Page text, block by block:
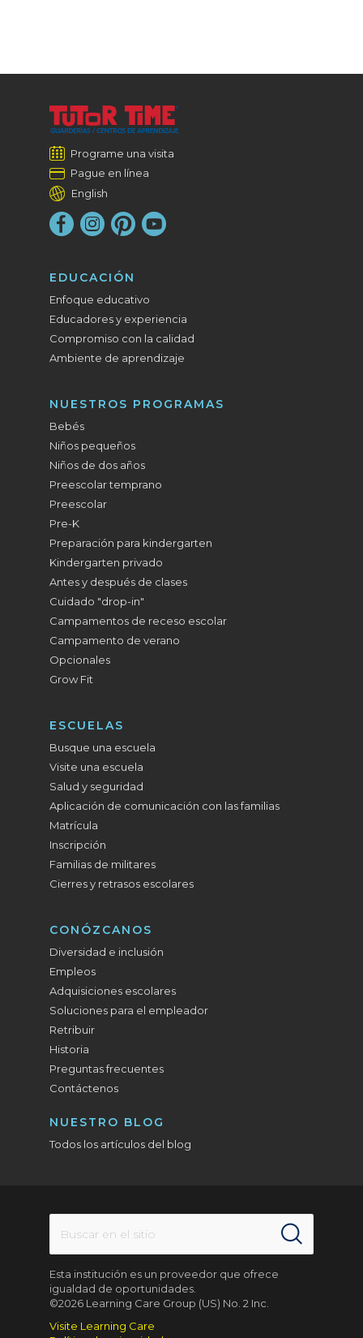
Programe una visita
Pague en línea
English
EDUCACIÓN
Enfoque educativo
Educadores y experiencia
Compromiso con la calidad
Ambiente de aprendizaje
NUESTROS PROGRAMAS
Bebés
Niños pequeños
Niños de dos años
Preescolar temprano
Preescolar
Pre-K
Preparación para kindergarten
Kindergarten privado
Antes y después de clases
Cuidado "drop-in"
Campamentos de receso escolar
Campamento de verano
Opcionales
Grow Fit
ESCUELAS
Busque una escuela
Visite una escuela
Salud y seguridad
Aplicación de comunicación con las familias
Matrícula
Inscripción
Familias de militares
Cierres y retrasos escolares
CONÓZCANOS
Diversidad e inclusión
Empleos
Adquisiciones escolares
Soluciones para el empleador
Retribuir
Historia
Preguntas frecuentes
Contáctenos
NUESTRO BLOG
Todos los artículos del blog
Esta institución es un proveedor que ofrece
igualdad de oportunidades.
©2026 Learning Care Group (US) No. 2 Inc.
Visite Learning Care